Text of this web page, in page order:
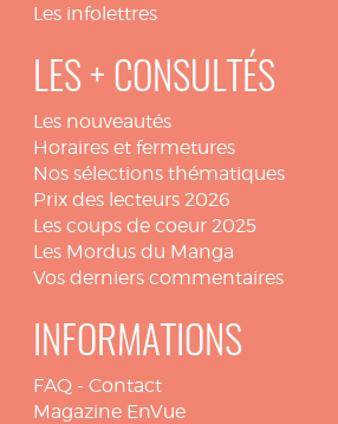
Les infolettres
LES + CONSULTÉS
Les nouveautés
Horaires et fermetures
Nos sélections thématiques
Prix des lecteurs 2026
Les coups de coeur 2025
Les Mordus du Manga
Vos derniers commentaires
INFORMATIONS
FAQ - Contact
Magazine EnVue